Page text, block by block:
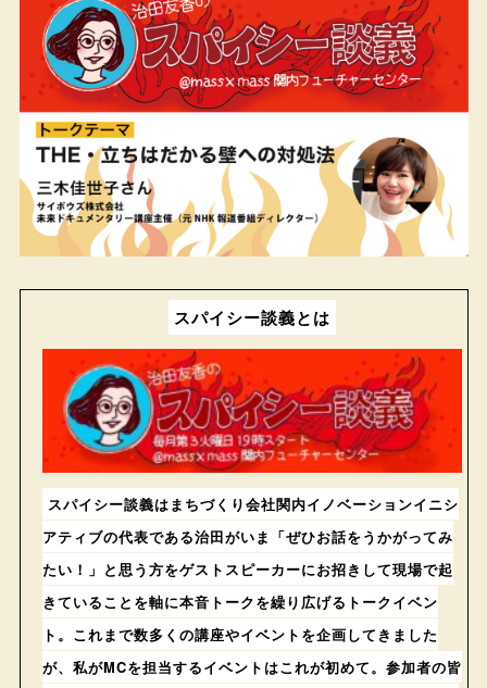
スパイシー談義とは
スパイシー談義はまちづくり会社関内イノベーションイニシ
アティブの代表である治田がいま「ぜひお話をうかがってみ
たい！」と思う方をゲストスピーカーにお招きして現場で起
きていることを軸に本音トークを繰り広げるトークイベン
ト。これまで数多くの講座やイベントを企画してきました
が、私がMCを担当するイベントはこれが初めて。参加者の皆